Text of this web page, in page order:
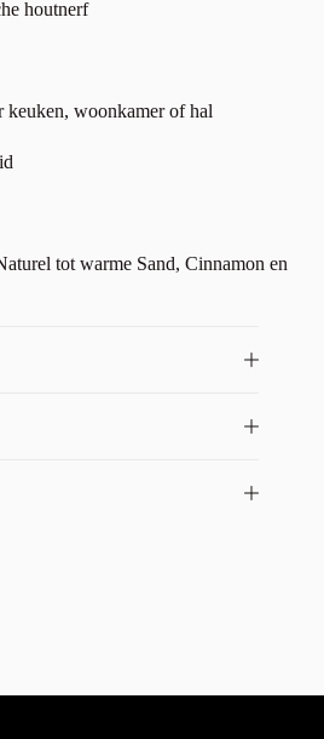
houtnerf
keuken, woonkamer of hal
tot warme Sand, Cinnamon en